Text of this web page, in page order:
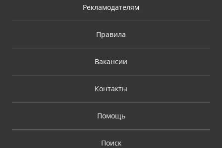
Рекламодателям
Правила
Вакансии
Контакты
Помощь
Поиск